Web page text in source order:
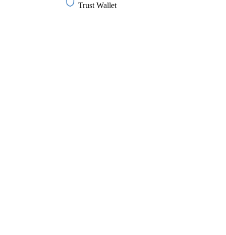
Trust Wallet